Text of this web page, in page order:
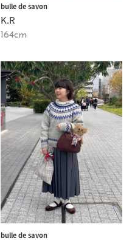
bulle de savon
K.R
164cm
bulle de savon